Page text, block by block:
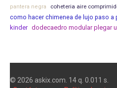
pantera negra
coheteria aire
como hacer chimenea de lujo paso a
kinder dodecaedro modular plegar
© 2026 askix.com. 14 q. 0.011 s.